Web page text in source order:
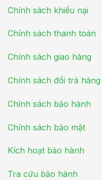
Chính sách khiếu nại
Chính sách thanh toán
Chính sách giao hàng
Chính sách đổi trả hàng
Chính sách bảo hành
Chính sách bảo mật
Kích hoạt bảo hành
Tra cứu bảo hành